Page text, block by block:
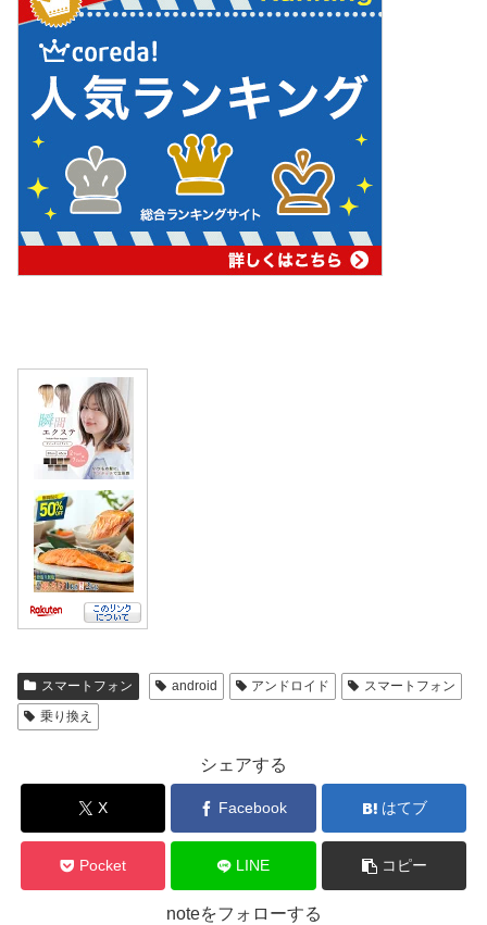
スマートフォン android アンドロイド
スマートフォン
乗り換え
シェアする
X Facebook はてブ
Pocket LINE コピー
noteをフォローする